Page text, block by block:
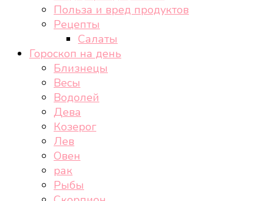
Польза и вред продуктов
Рецепты
Салаты
Гороскоп на день
Близнецы
Весы
Водолей
Дева
Козерог
Лев
Овен
рак
Рыбы